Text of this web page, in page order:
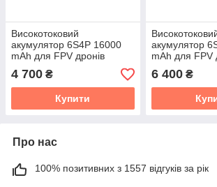
Високотоковий
акумулятор 6S4P 16000
mAh для FPV дронів
4 700 ₴
Купити
акумулятор
mAh для FPV
6 400₴
Про нас
100% позитивних з 1557 відгуків за рік